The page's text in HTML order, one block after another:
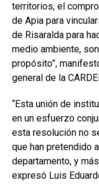
territorios, el
de Apia para
de Risaralda para
medio ambiente,
propósito”,
general de la
“Esta unión de
en un esfuerzo
esta resolución no
que han pretendido
departamento, y
expresó Luis